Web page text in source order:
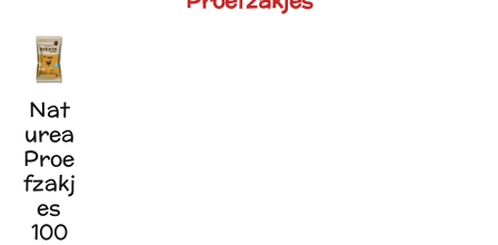
Nat
urea
Proe
fzakj
es
100